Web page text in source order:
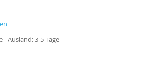
- Ausland: 3-5 Tage